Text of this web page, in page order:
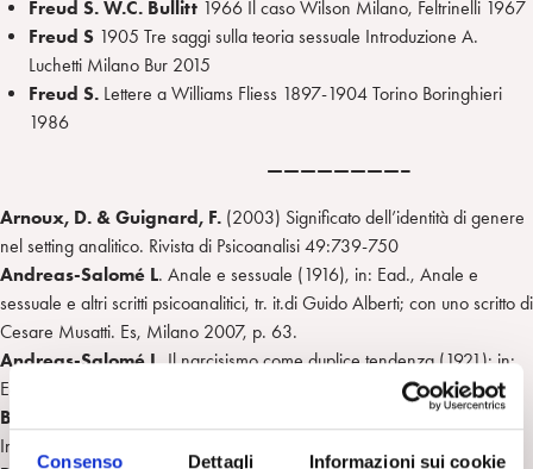
Consenso Dettagli Informazioni sui cookie
Freud S. W.C. Bullitt 1966 Il caso Wilson Milano, Feltrinelli 1967
Freud S 1905 Tre saggi sulla teoria sessuale Introduzione A.
Luchetti Milano Bur 2015
Freud S. Lettere a Williams Fliess 1897-1904 Torino Boringhieri
1986
————————–
Arnoux, D. & Guignard, F. (2003) Significato dell’identità di genere
nel setting analitico. Rivista di Psicoanalisi 49:739-750
Andreas-Salomé L. Anale e sessuale (1916), in: Ead., Anale e
sessuale e altri scritti psicoanalitici, tr. it.di Guido Alberti; con uno scritto di
Cesare Musatti. Es, Milano 2007, p. 63.
Andreas-Salomé L.Il narcisismo come duplice tendenza (1921); in:
Ead., Anale e sessuale e altri scritti psicoanalitici, cit., p. 74.
Barale F. & Ferruta A.
(1997) But Is Paris Really Burning?
International Journal of Psychoanalysis 78:373-378